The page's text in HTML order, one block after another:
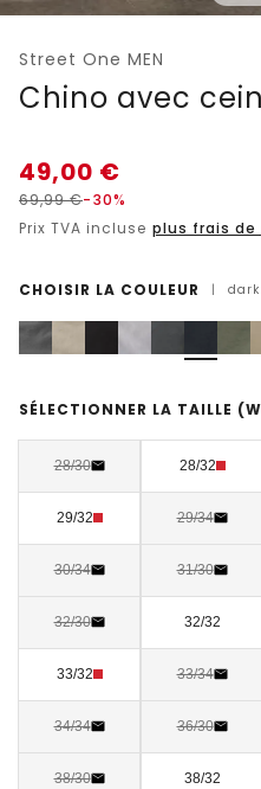
Street One MEN
Chino avec
49,00 €
69,99€-30%
Prix TVA incluse plus frais de
CHOISIR LA COULEUR |
SÉLECTIONNER LA TAILLE
28/30 28/32
29/32 29/34
30/34 31/30
32/30 32/32
33/32 33/34
34/34 36/30
38/30 38/32